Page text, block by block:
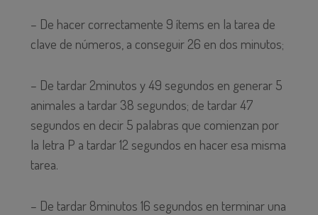
– De hacer correctamente 9 ítems en la tarea de
clave de números, a conseguir 26 en dos minutos;
– De tardar 2minutos y 49 segundos en generar 5
animales a tardar 38 segundos; de tardar 47
segundos en decir 5 palabras que comienzan por
la letra P a tardar 12 segundos en hacer esa misma
tarea.
– De tardar 8minutos 16 segundos en terminar una